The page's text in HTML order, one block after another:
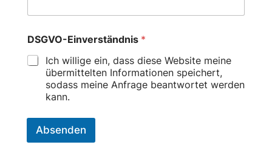
e
s
e
c
DSGVO-Einverständnis *
Ich willige ein, dass diese Website meine
übermittelten Informationen speichert,
sodass meine Anfrage beantwortet werden
kann.
Absenden